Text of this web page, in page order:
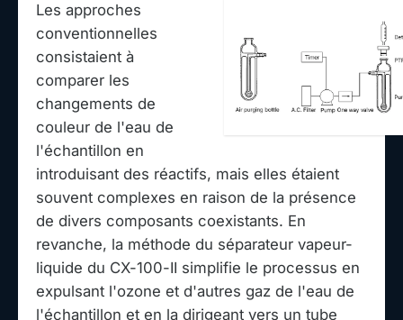
Les approches
conventionnelles
consistaient à
comparer les
changements de
couleur de l'eau de
l'échantillon en
introduisant des réactifs, mais elles étaient
souvent complexes en raison de la présence
de divers composants coexistants. En
revanche, la méthode du séparateur vapeur-
liquide du CX-100-II simplifie le processus en
expulsant l'ozone et d'autres gaz de l'eau de
l'échantillon et en la dirigeant vers un tube